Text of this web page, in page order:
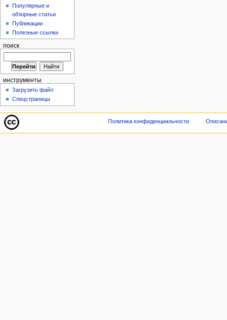
Популярные и
обзорные статьи
Публикации
Полезные ссылки
поиск
инструменты
Загрузить файл
Спецстраницы
Политика конфиденциальности